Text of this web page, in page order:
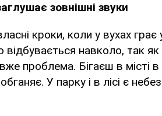
зовнішні звуки
кроки, коли у вухах
відбувається навколо, так
проблема. Бігаєш в місті
У парку і в лісі є